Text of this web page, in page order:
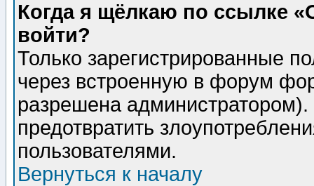
Когда я щёлкаю по ссылке
войти?
Только зарегистрированные
через встроенную в форум
разрешена
предотвратить
пользователями.
Вернуться к началу